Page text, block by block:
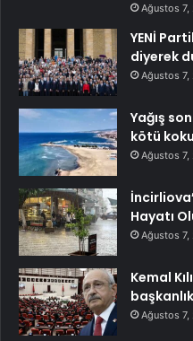
Ağustos 7,
YENİ
diyerek
Ağustos 7,
Yağış
kötü
Ağustos 7,
Hayatı
Ağustos 7,
Kemal
Ağustos 7,